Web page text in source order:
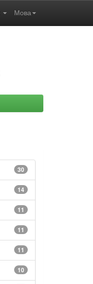
Мова
30
14
11
11
11
10